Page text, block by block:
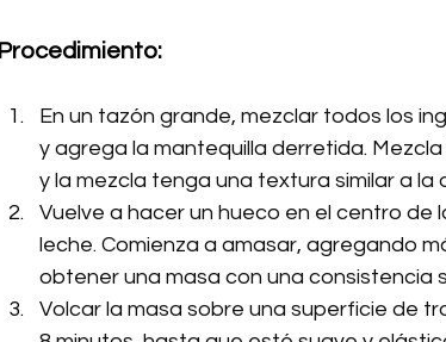
Procedimiento:
En un tazón grande, mezclar todos los
y agrega la mantequilla derretida.
y la mezcla tenga una textura similar a la
Vuelve a hacer un hueco en el centro de
leche. Comienza a amasar, agregando
obtener una masa con una consistencia
Volcar la masa sobre una superficie de